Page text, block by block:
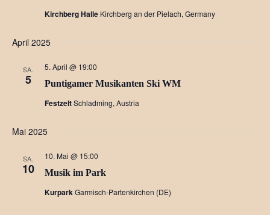
Kirchberg Halle Kirchberg an der Pielach, Germany
April 2025
SA.
5 Puntigamer Musikanten Ski WM
5. April @ 19:00
FestzeltSchladming, Austria
Mai 2025
SA.
10 Musik im Park
10. Mai @ 15:00
KurparkGarmisch-Partenkirchen (DE)